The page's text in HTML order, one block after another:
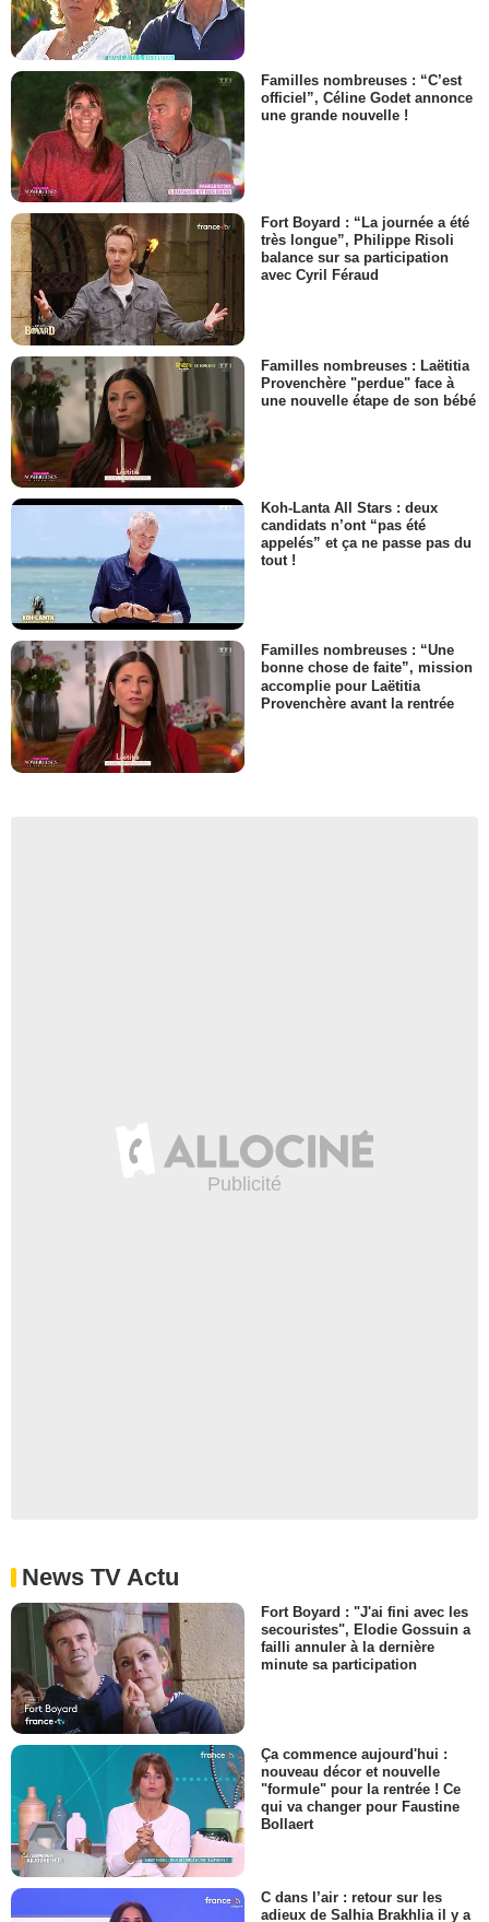
Familles nombreuses : “C’est
officiel”, Céline Godet annonce
une grande nouvelle !
Fort Boyard : “La journée a été
très longue”, Philippe Risoli
balance sur sa participation
avec Cyril Féraud
Familles nombreuses : Laëtitia
Provenchère "perdue" face à
une nouvelle étape de son bébé
Koh-Lanta All Stars : deux
candidats n’ont “pas été
appelés” et ça ne passe pas du
tout !
Familles nombreuses : “Une
bonne chose de faite”, mission
accomplie pour Laëtitia
Provenchère avant la rentrée
News TV Actu
Fort Boyard : "J'ai fini avec les
secouristes", Elodie Gossuin a
failli annuler à la dernière
minute sa participation
Ça commence aujourd'hui :
nouveau décor et nouvelle
"formule" pour la rentrée ! Ce
qui va changer pour Faustine
Bollaert
C dans l’air : retour sur les
adieux de Salhia Brakhlia il y a